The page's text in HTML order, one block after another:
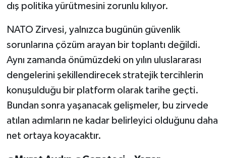
dış politika yürütmesini zorunlu kılıyor.
NATO Zirvesi, yalnızca bugünün güvenlik
sorunlarına çözüm arayan bir toplantı değildi.
Aynı zamanda önümüzdeki on yılın uluslararası
dengelerini şekillendirecek stratejik tercihlerin
konuşulduğu bir platform olarak tarihe geçti.
Bundan sonra yaşanacak gelişmeler, bu zirvede
atılan adımların ne kadar belirleyici olduğunu daha
net ortaya koyacaktır.